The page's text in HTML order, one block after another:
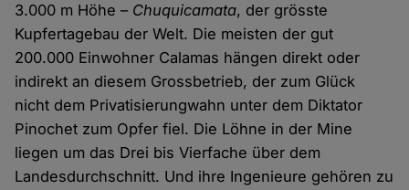
3.000 m Höhe – Chuquicamata, der grösste
Kupfertagebau der Welt. Die meisten der gut
200.000 Einwohner Calamas hängen direkt oder
indirekt an diesem Grossbetrieb, der zum Glück
nicht dem Privatisierungwahn unter dem Diktator
Pinochet zum Opfer fiel. Die Löhne in der Mine
liegen um das Drei bis Vierfache über dem
Landesdurchschnitt. Und ihre Ingenieure gehören zu